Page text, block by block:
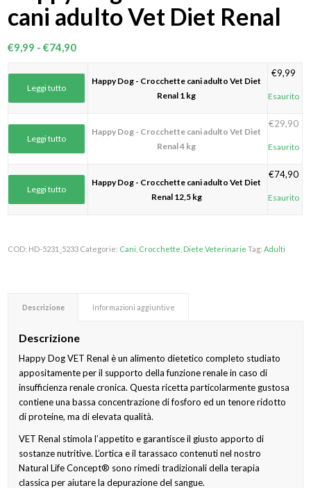
cani adulto Vet Diet Renal
€9,99 - €74,90Fascia
prezzo:
Leggi tutto
Happy Dog - Crocchette cani adulto Vet Diet
Renal 1 kg
€9,99
Esaurito
Leggi tutto
Happy Dog - Crocchette cani adulto Vet Diet
Renal 4 kg
€29,90
Esaurito
Leggi tutto
Happy Dog - Crocchette cani adulto Vet Diet
Renal 12,5 kg
€74,90
Esaurito
COD: HD-5231_5233 Categorie: Cani Crocchette Diete Veterinarie Tag:Adulti
Descrizione Informazioni aggiuntive
Descrizione
Happy Dog VET Renal è un alimento dietetico completo studiato
appositamente per il supporto della funzione renale in caso di
insufficienza renale cronica. Questa ricetta particolarmente gustosa
contiene una bassa concentrazione di fosforo ed un tenore ridotto
di proteine, ma di elevata qualità.
VET Renal stimola l’appetito e garantisce il giusto apporto di
sostanze nutritive. L’ortica e il tarassaco contenuti nel nostro
Natural Life Concept® sono rimedi tradizionali della terapia
classica per aiutare la depurazione del sangue.